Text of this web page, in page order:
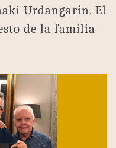
Urdangarín. El
de la familia